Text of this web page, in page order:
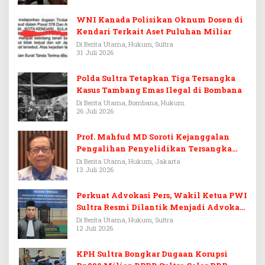
WNI Kanada Polisikan Oknum Dosen di
Kendari Terkait Aset Puluhan Miliar
Di Berita Utama, Hukum, Sultra
31 Juli 2026
Polda Sultra Tetapkan Tiga Tersangka
Kasus Tambang Emas Ilegal di Bombana
Di Berita Utama, Bombana, Hukum
26 Juli 2026
Prof. Mahfud MD Soroti Kejanggalan
Pengalihan Penyelidikan Tersangka
Febrie Adriansyah
Di Berita Utama, Hukum, Jakarta
13 Juli 2026
Perkuat Advokasi Pers, Wakil Ketua PWI
Sultra Resmi Dilantik Menjadi Advokat
PERADI
Di Berita Utama, Hukum, Sultra
12 Juli 2026
KPH Sultra Bongkar Dugaan Korupsi